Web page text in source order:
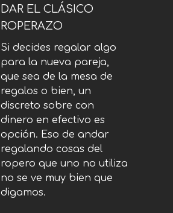
DAR EL CLÁSICO
ROPERAZO
Si decides regalar algo
para la nueva pareja,
que sea de la mesa de
regalos o bien, un
discreto sobre con
dinero en efectivo es
opción. Eso de andar
regalando cosas del
ropero que uno no utiliza
no se ve muy bien que
digamos.